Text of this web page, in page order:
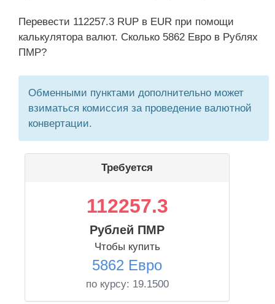
Перевести 112257.3 RUP в EUR при помощи
калькулятора валют. Сколько 5862 Евро в Рублях
ПМР?
Обменными пунктами дополнительно может
взиматься комиссия за проведение валютной
конвертации.
Требуется
112257.3
Рублей ПМР
Чтобы купить
5862 Евро
по курсу: 19.1500